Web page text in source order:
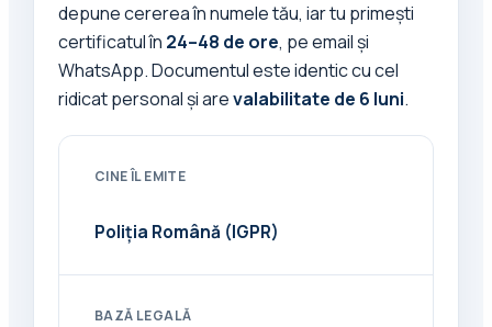
depune cererea în numele tău, iar tu primești
certificatul în 24–48 de ore, pe email și
WhatsApp. Documentul este identic cu cel
ridicat personal și arevalabilitate de 6 luni.
CINE ÎL EMITE
Poliția Română (IGPR)
BAZĂ LEGALĂ